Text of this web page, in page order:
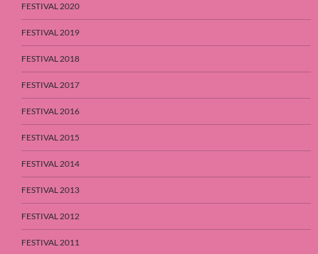
FESTIVAL 2020
FESTIVAL 2019
FESTIVAL 2018
FESTIVAL 2017
FESTIVAL 2016
FESTIVAL 2015
FESTIVAL 2014
FESTIVAL 2013
FESTIVAL 2012
FESTIVAL 2011